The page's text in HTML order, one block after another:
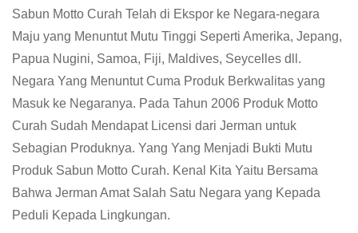
Sabun Motto Curah Telah di Ekspor ke Negara-negara
Maju yang Menuntut Mutu Tinggi Seperti Amerika, Jepang,
Papua Nugini, Samoa, Fiji, Maldives, Seycelles dll.
Negara Yang Menuntut Cuma Produk Berkwalitas yang
Masuk ke Negaranya. Pada Tahun 2006 Produk Motto
Curah Sudah Mendapat Licensi dari Jerman untuk
Sebagian Produknya. Yang Yang Menjadi Bukti Mutu
Produk Sabun Motto Curah. Kenal Kita Yaitu Bersama
Bahwa Jerman Amat Salah Satu Negara yang Kepada
Peduli Kepada Lingkungan.